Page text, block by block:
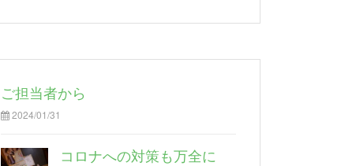
ご担当者から
2024/01/31
コロナへの対策も万全に